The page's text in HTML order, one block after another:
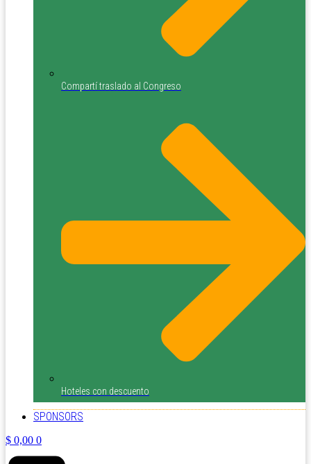
Compartí traslado al Congreso
Hoteles con descuento
SPONSORS
$ 0,00 0